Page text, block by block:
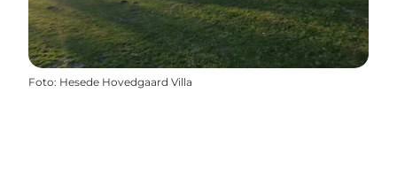
Foto: Hesede Hovedgaard Villa